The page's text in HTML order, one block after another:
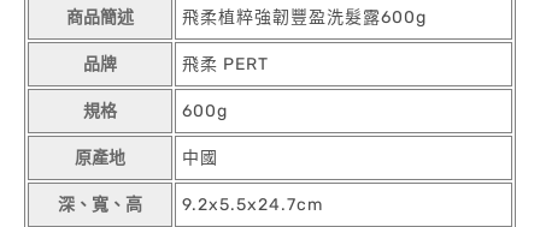
商品簡述 飛柔植粹強韌豐盈洗髮露600g
品牌 飛柔 PERT
規格 600g
原產地 中國
深、寬、高 9.2x5.5x24.7cm